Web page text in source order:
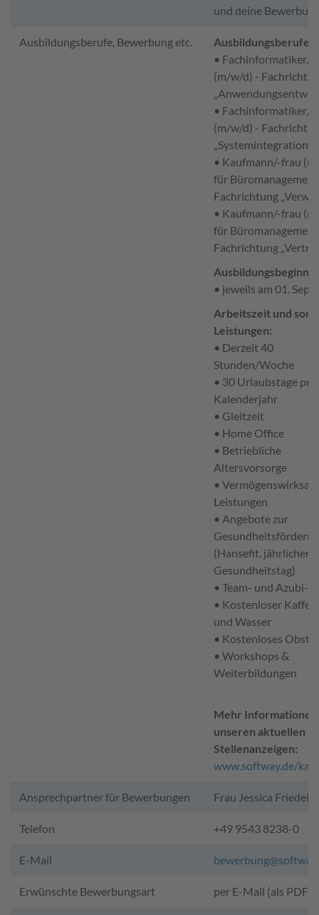
und deine
Ausbildungsberufe, Bewerbung etc.
Ausbildungsberufe:
• Fachinformatiker/
(m/w/d) -
• Fachinformatiker/
(m/w/d) -
„Systemintegration”
• Kaufmann/-frau
für
Fachrichtung
• Kaufmann/-frau
für
Fachrichtung
Ausbildungsbeginn:
• jeweils am 01.
Arbeitszeit und
Leistungen:
• Derzeit 40
Stunden/Woche
• 30 Urlaubstage pro
Kalenderjahr
• Gleitzeit
• Home Office
• Betriebliche
Altersvorsorge
•
Leistungen
• Angebote zur
(Hansefit, jährlicher
Gesundheitstag)
• Team- und Azubi-
• Kostenloser Kaffee,
und Wasser
• Kostenloses Obst
• Workshops &
Weiterbildungen
Mehr Informationen
unseren aktuellen
Stellenanzeigen:
www.softway.de/
Ansprechpartner für Bewerbungen Frau Jessica Friedel
Telefon +49 9543 8238-0
E-Mail
Erwünschte Bewerbungsart per E-Mail (als PDF)